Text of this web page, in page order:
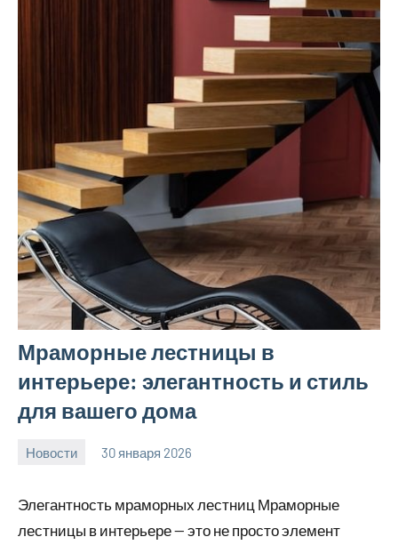
Мраморные лестницы в
интерьере: элегантность и стиль
для вашего дома
Новости 30 января 2026
Элегантность мраморных лестниц Мраморные
лестницы в интерьере — это не просто элемент